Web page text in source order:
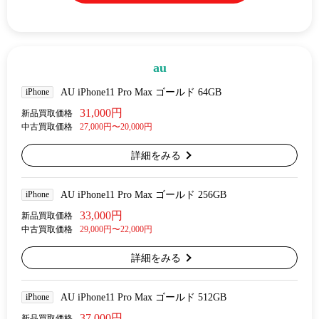
au
iPhone AU iPhone11 Pro Max ゴールド 64GB
新品買取価格 31,000円
中古買取価格 27,000円〜20,000円
詳細をみる
iPhone AU iPhone11 Pro Max ゴールド 256GB
新品買取価格 33,000円
中古買取価格 29,000円〜22,000円
詳細をみる
iPhone AU iPhone11 Pro Max ゴールド 512GB